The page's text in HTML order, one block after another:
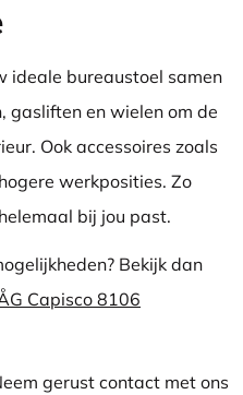
ideale bureaustoel samen
gasliften en wielen om de
Ook accessoires zoals
werkposities. Zo
bij jou past.
Bekijk dan
Capisco 8106
gerust contact met ons